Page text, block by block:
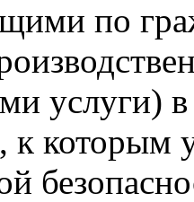
по
услуги)
к которым